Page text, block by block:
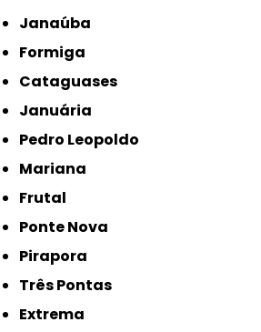
Janaúba
Formiga
Cataguases
Januária
Pedro Leopoldo
Mariana
Frutal
Ponte Nova
Pirapora
Três Pontas
Extrema